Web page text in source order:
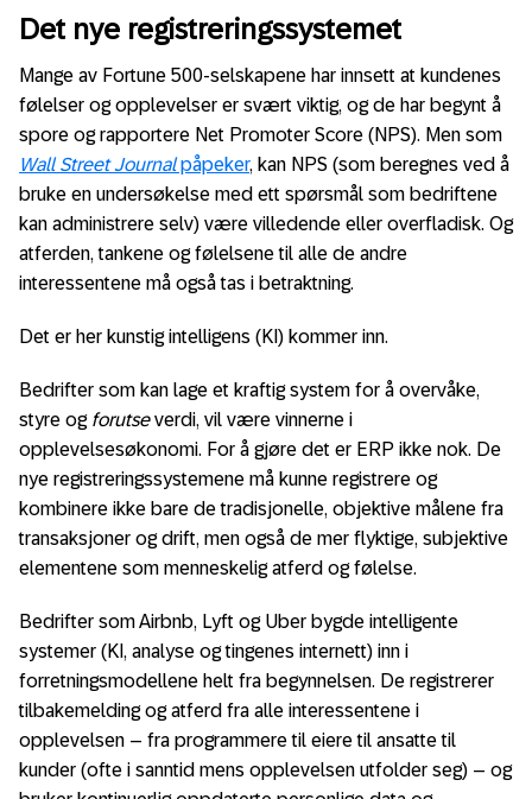
Det nye registreringssystemet
Mange av Fortune 500-selskapene har innsett at kundenes
følelser og opplevelser er svært viktig, og de har begynt å
spore og rapportere Net Promoter Score (NPS). Men som
Wall Street Journalpåpeker, kan NPS (som beregnes ved å
bruke en undersøkelse med ett spørsmål som bedriftene
kan administrere selv) være villedende eller overfladisk. Og
atferden, tankene og følelsene til alle de andre
interessentene må også tas i betraktning.
Det er her kunstig intelligens (KI) kommer inn.
Bedrifter som kan lage et kraftig system for å overvåke,
styre og forutseverdi, vil være vinnerne i
opplevelsesøkonomi. For å gjøre det er ERP ikke nok. De
nye registreringssystemene må kunne registrere og
kombinere ikke bare de tradisjonelle, objektive målene fra
transaksjoner og drift, men også de mer flyktige, subjektive
elementene som menneskelig atferd og følelse.
Bedrifter som Airbnb, Lyft og Uber bygde intelligente
systemer (KI, analyse og tingenes internett) inn i
forretningsmodellene helt fra begynnelsen. De registrerer
tilbakemelding og atferd fra alle interessentene i
opplevelsen – fra programmere til eiere til ansatte til
kunder (ofte i sanntid mens opplevelsen utfolder seg) – og